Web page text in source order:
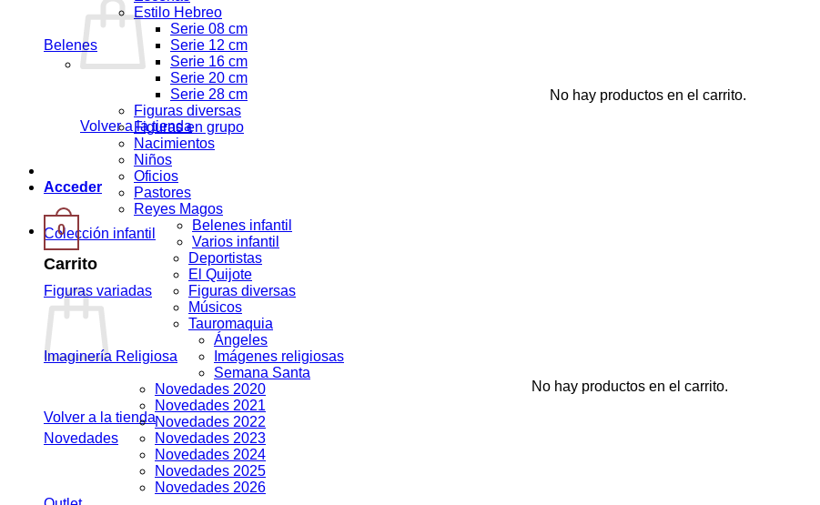
No hay productos en el carrito.
Volver a la tienda
Acceder
0
Carrito
No hay productos en el carrito.
Volver a la tienda
Belenes
Estilo Hebreo
Serie 08 cm
Serie 12 cm
Serie 16 cm
Serie 20 cm
Serie 28 cm
Figuras diversas
Figuras en grupo
Nacimientos
Niños
Oficios
Pastores
Reyes Magos
Colección infantil
Belenes infantil
Varios infantil
Figuras variadas
Deportistas
El Quijote
Figuras diversas
Músicos
Tauromaquia
Imaginería Religiosa
Ángeles
Imágenes religiosas
Semana Santa
Novedades
Novedades 2020
Novedades 2021
Novedades 2022
Novedades 2023
Novedades 2024
Novedades 2025
Novedades 2026